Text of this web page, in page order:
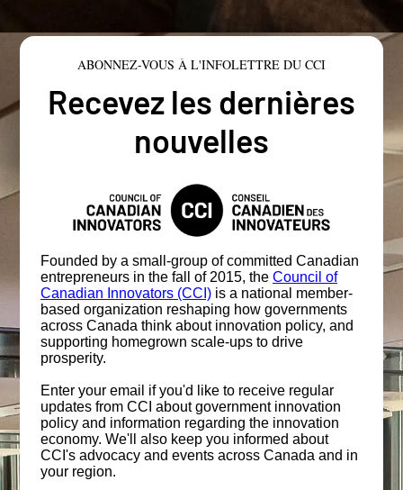
ABONNEZ-VOUS À L'INFOLETTRE DU CCI
Recevez les dernières
nouvelles